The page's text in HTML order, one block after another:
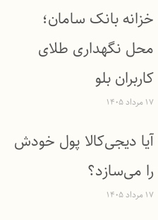
خزانه بانک سامان؛
محل نگهداری طلای
کاربران بلو
۱۷ مرداد ۱۴۰۵
آیا دیجی‌کالا پول خودش
را می‌سازد؟
۱۷ مرداد ۱۴۰۵